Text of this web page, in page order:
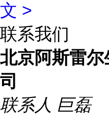
文 >
联系我们
北京阿斯雷
司
联系人 巨磊